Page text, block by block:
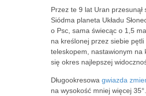
Przez te 9 lat Uran
Siódma planeta Układu
o Psc, sama świecąc o 1,5
na kreślonej przez siebie
teleskopem, nastawionym na
się okres najlepszej
Długookresowa gwiazda
na wysokość mniej więcej